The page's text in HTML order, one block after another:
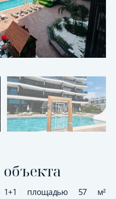
объекта
1+1 площадью 57 м²